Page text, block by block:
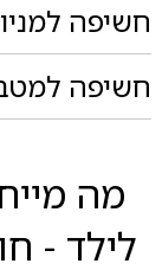
חשיפה
חשיפה
מה
לילד -